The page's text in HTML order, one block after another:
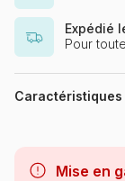
Expédié
Pour
Mise en